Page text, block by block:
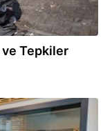
ve Tepkiler